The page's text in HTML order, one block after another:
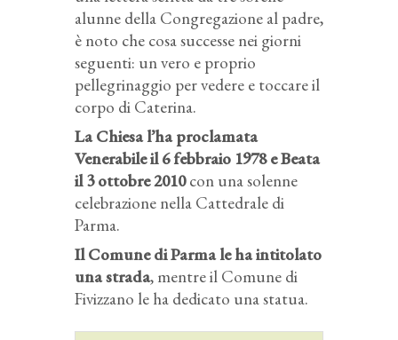
alunne della Congregazione al padre,
è noto che cosa successe nei giorni
seguenti: un vero e proprio
pellegrinaggio per vedere e toccare il
corpo di Caterina.
La Chiesa l’ha proclamata
Venerabile il 6 febbraio 1978 e Beata
il 3 ottobre 2010con una solenne
celebrazione nella Cattedrale di
Parma.
Il Comune di Parma le ha intitolato
una strada, mentre il Comune di
Fivizzano le ha dedicato una statua.